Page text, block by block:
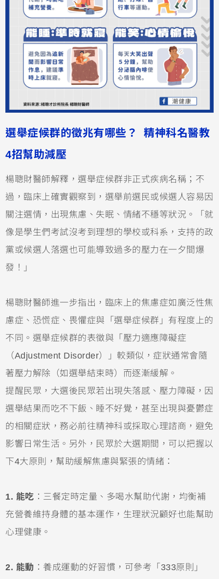
選舉症候群的徵兆有哪些？ 精神科名醫教
4招幫助減壓
楊聰財醫師解釋，選舉症候群非正式疾病名稱；不
過，臨床上確實觀察到，選舉前選民或候選人容易因
關注選情，出現焦慮、失眠、情緒不穩等狀況。「就
像是學生們考試沒考到理想的學校或科系，支持的政
黨或候選人落選也可能導致過多的壓力在一夕間爆
發！」
楊聰財醫師進一步指出，臨床上的焦慮症如廣泛性焦
慮症、恐慌症、畏懼症與「選舉症候群」有程度上的
不同。選舉症候群的表徵與「壓力適應障礙症
（Adjustment Disorder）」較類似，症狀通常會隨
著壓力解除（如選舉結束時）而逐漸緩解。
提醒民眾，大選後民眾若出現失落感、壓力障礙，因
選舉結果而吃不下飯、睡不好覺，甚至出現與憂鬱症
的相關症狀，務必前往精神科或採取心理諮商，避免
影響日常生活。另外，民眾於大選期間，可以把握以
下4大原則，幫助緩解焦慮與緊張的情緒：
1. 能吃 ：三餐定時定量、多喝水幫助代謝，均衡補
充營養維持身體的基本運作，生理狀況顧好也能幫助
心理健康。
2. 能動 ：養成運動的好習慣，可參考「333原則」